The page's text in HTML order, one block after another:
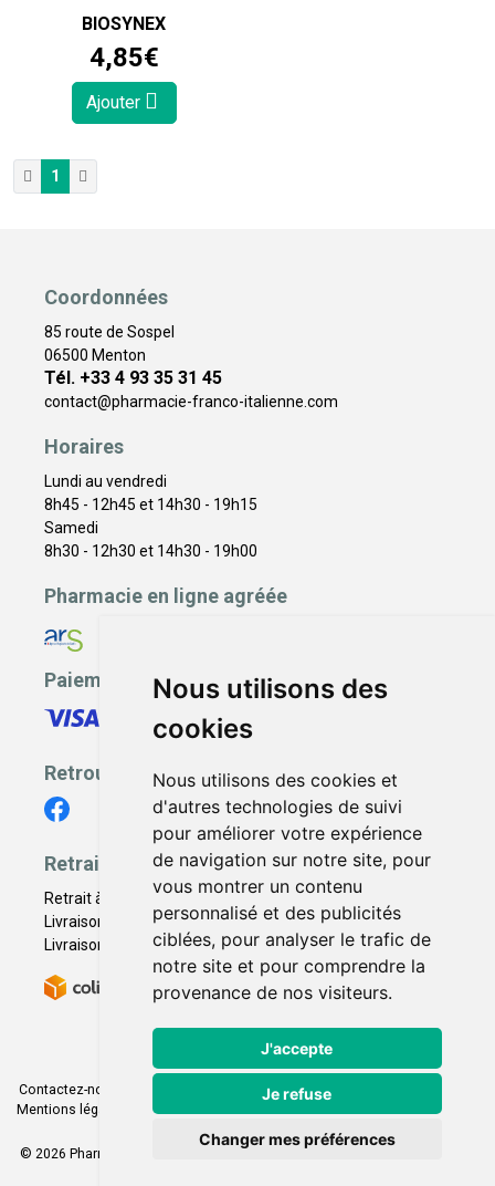
Nous utilisons des
cookies
Nous utilisons des cookies et
d'autres technologies de suivi
pour améliorer votre expérience
de navigation sur notre site, pour
vous montrer un contenu
personnalisé et des publicités
ciblées, pour analyser le trafic de
notre site et pour comprendre la
provenance de nos visiteurs.
J'accepte
Je refuse
Changer mes préférences
BIOSYNEX
4,85€
Ajouter
1
Coordonnées
85 route de Sospel
06500 Menton
Tél. +33 4 93 35 31 45
contact@pharmacie-franco-italienne.com
Horaires
Lundi au vendredi
8h45 - 12h45 et 14h30 - 19h15
Samedi
8h30 - 12h30 et 14h30 - 19h00
Pharmacie en ligne agréée
Paiement sécurisé
Retrouvez-nous
Retrait - Livraison
Retrait à la pharmacie - Click & Collect
Livraison en Point Relais
Livraison à domicile
Contactez-nous | Déclarer un effet indésirable
Mentions légales
Conditions générales - CGV
Données personnelles
Cookies
Préférences Cookies
© 2026 Pharmacie Franco Italienne